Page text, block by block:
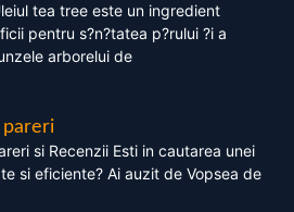
tea tree este un ingredient
pentru s?n?tatea p?rului ?i a
arborelui de
pareri
si Recenzii Esti in cautarea unei
si eficiente? Ai auzit de Vopsea de